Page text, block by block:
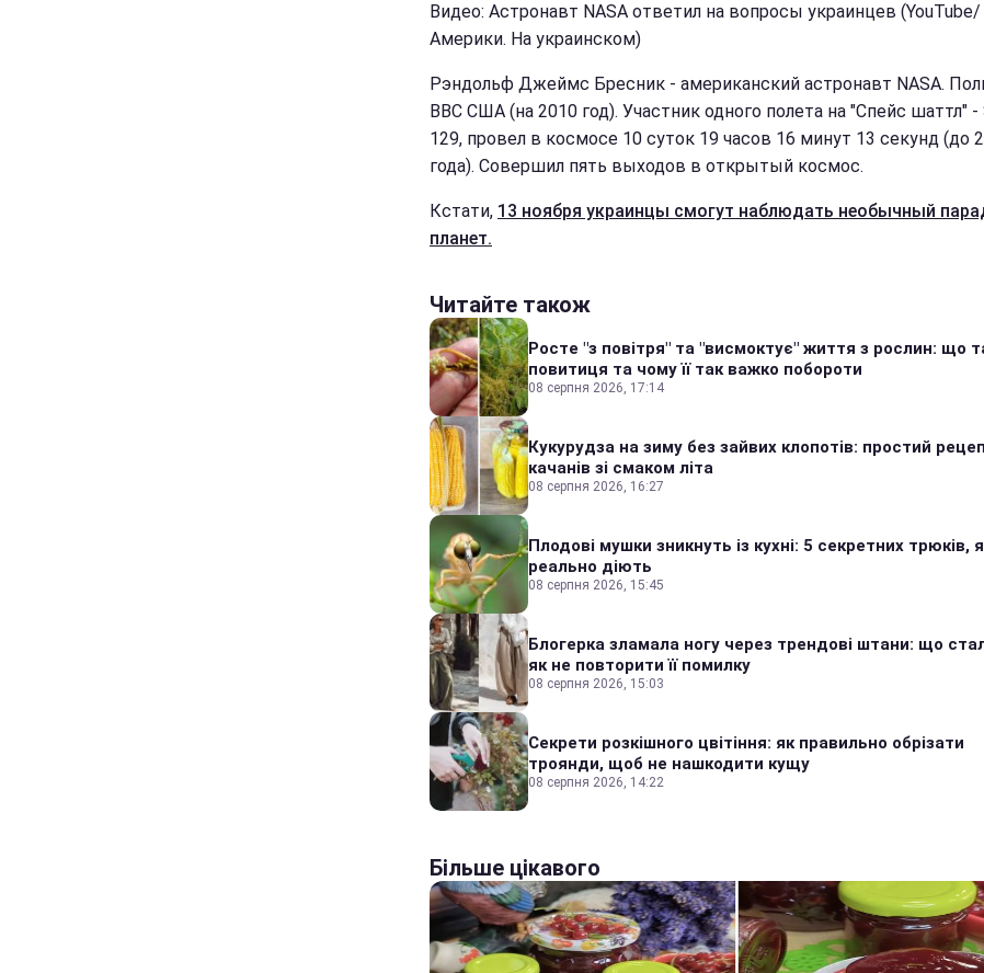
Видео: Астронавт NASA ответил на вопросы украинцев (YouTube/
Америки. На украинском)
Рэндольф Джеймс Бресник - американский астронавт NASA.
ВВС США (на 2010 год). Участник одного полета на "Спейс шаттл" -
129, провел в космосе 10 суток 19 часов 16 минут 13 секунд (до
года). Совершил пять выходов в открытый космос.
Кстати, 13 ноября украинцы смогут наблюдать необычный
планет.
Читайте також
Росте "з повітря" та "висмоктує" життя з рослин: що
повитиця та чому її так важко побороти
08 серпня 2026, 17:14
Кукурудза на зиму без зайвих клопотів: простий
качанів зі смаком літа
08 серпня 2026, 16:27
Плодові мушки зникнуть із кухні: 5 секретних трюків,
реально діють
08 серпня 2026, 15:45
Блогерка зламала ногу через трендові штани: що
як не повторити її помилку
08 серпня 2026, 15:03
Секрети розкішного цвітіння: як правильно обрізати
троянди, щоб не нашкодити кущу
08 серпня 2026, 14:22
Більше цікавого